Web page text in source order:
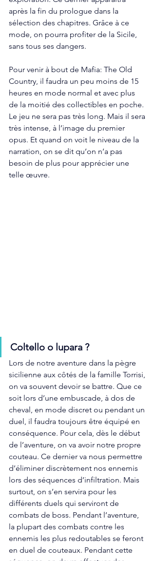
après la fin du prologue dans la
sélection des chapitres. Grâce à ce
mode, on pourra profiter de la Sicile,
sans tous ses dangers.
Pour venir à bout de Mafia: The Old
Country, il faudra un peu moins de 15
heures en mode normal et avec plus
de la moitié des collectibles en poche.
Le jeu ne sera pas très long. Mais il sera
très intense, à l’image du premier
opus. Et quand on voit le niveau de la
narration, on se dit qu’on n’a pas
besoin de plus pour apprécier une
telle œuvre.
Coltello o lupara ?
Lors de notre aventure dans la pègre
sicilienne aux côtés de la famille Torrisi,
on va souvent devoir se battre. Que ce
soit lors d’une embuscade, à dos de
cheval, en mode discret ou pendant un
duel, il faudra toujours être équipé en
conséquence. Pour cela, dès le début
de l’aventure, on va avoir notre propre
couteau. Ce dernier va nous permettre
d’éliminer discrètement nos ennemis
lors des séquences d’infiltration. Mais
surtout, on s’en servira pour les
différents duels qui serviront de
combats de boss. Pendant l’aventure,
la plupart des combats contre les
ennemis les plus redoutables se feront
en duel de couteaux. Pendant cette